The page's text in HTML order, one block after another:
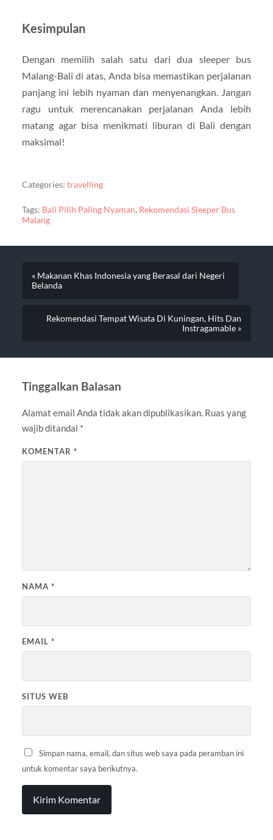
Kesimpulan
Dengan memilih salah satu dari dua sleeper bus
Malang-Bali di atas, Anda bisa memastikan perjalanan
panjang ini lebih nyaman dan menyenangkan. Jangan
ragu untuk merencanakan perjalanan Anda lebih
matang agar bisa menikmati liburan di Bali dengan
maksimal!
Categories: travelling
Tags: Bali Pilih Paling Nyaman, Rekomendasi Sleeper Bus
Malang
« Makanan Khas Indonesia yang Berasal dari Negeri
Belanda
Rekomendasi Tempat Wisata Di Kuningan, Hits Dan
Instragamable »
Tinggalkan Balasan
Alamat email Anda tidak akan dipublikasikan. Ruas yang
wajib ditandai *
KOMENTAR *
NAMA *
EMAIL *
SITUS WEB
Simpan nama, email, dan situs web saya pada peramban ini
untuk komentar saya berikutnya.